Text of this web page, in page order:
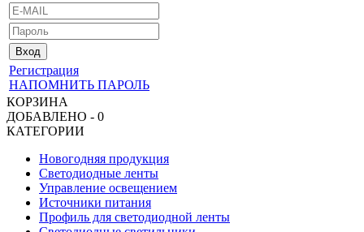
Регистрация
НАПОМНИТЬ ПАРОЛЬ
КОРЗИНА
ДОБАВЛЕНО - 0
КАТЕГОРИИ
Новогодняя продукция
Светодиодные ленты
Управление освещением
Источники питания
Профиль для светодиодной ленты